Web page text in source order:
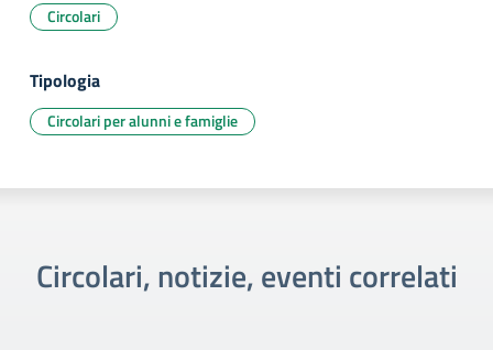
Circolari
Tipologia
Circolari per alunni e famiglie
Circolari, notizie, eventi correlati